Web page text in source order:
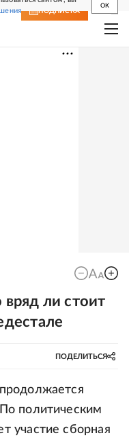
OK
ПОДПИСКА
ли стоит
ПОДЕЛИТЬСЯ
политическим
участие сборная